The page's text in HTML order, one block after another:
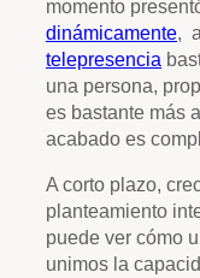
momento
dinámicamente,
telepresencia
una persona,
es bastante más
acabado es
A corto plazo,
planteamiento
puede ver cómo
unimos la